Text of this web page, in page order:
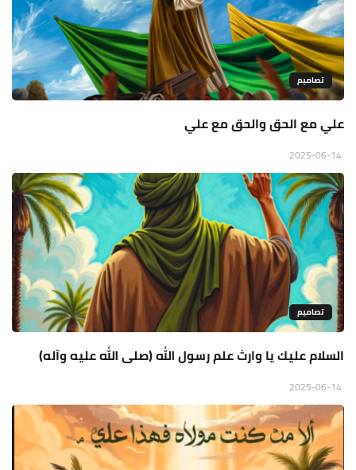
تصاميم
علي مع الحق والحق مع علي
تصاميم
السلام عليك يا وارث علم رسول الله (صلى الله عليه وآله)